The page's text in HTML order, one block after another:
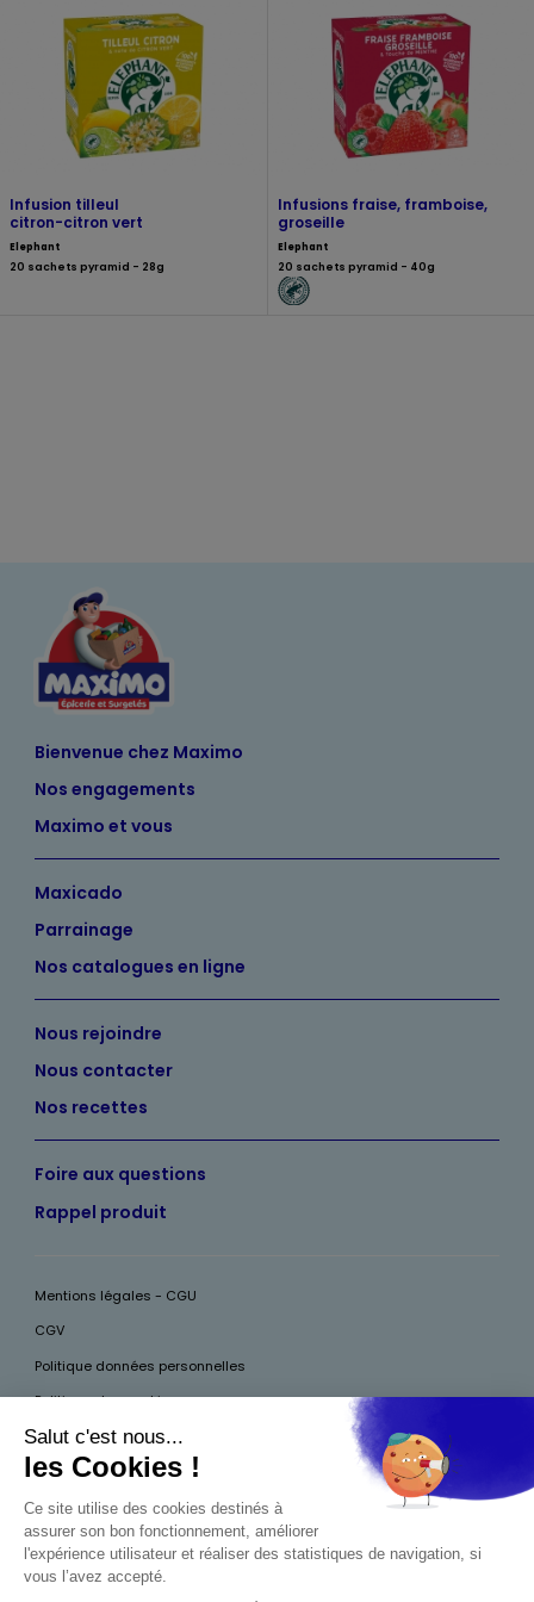
Infusion tilleul
citron-citron vert
Elephant
20 sachets pyramid - 28g
Infusions fraise, framboise,
groseille
Elephant
20 sachets pyramid - 40g
Bienvenue chez Maximo
Nos engagements
Maximo et vous
Maxicado
Parrainage
Nos catalogues en ligne
Nous rejoindre
Nous contacter
Nos recettes
Foire aux questions
Rappel produit
Mentions légales - CGU
CGV
Politique données personnelles
Politique des cookies
Accessibilité
Pour votre santé, mangez au moins cinq fruits et légumes par jour, plus
d’infos surwww.mangerbouger.fr